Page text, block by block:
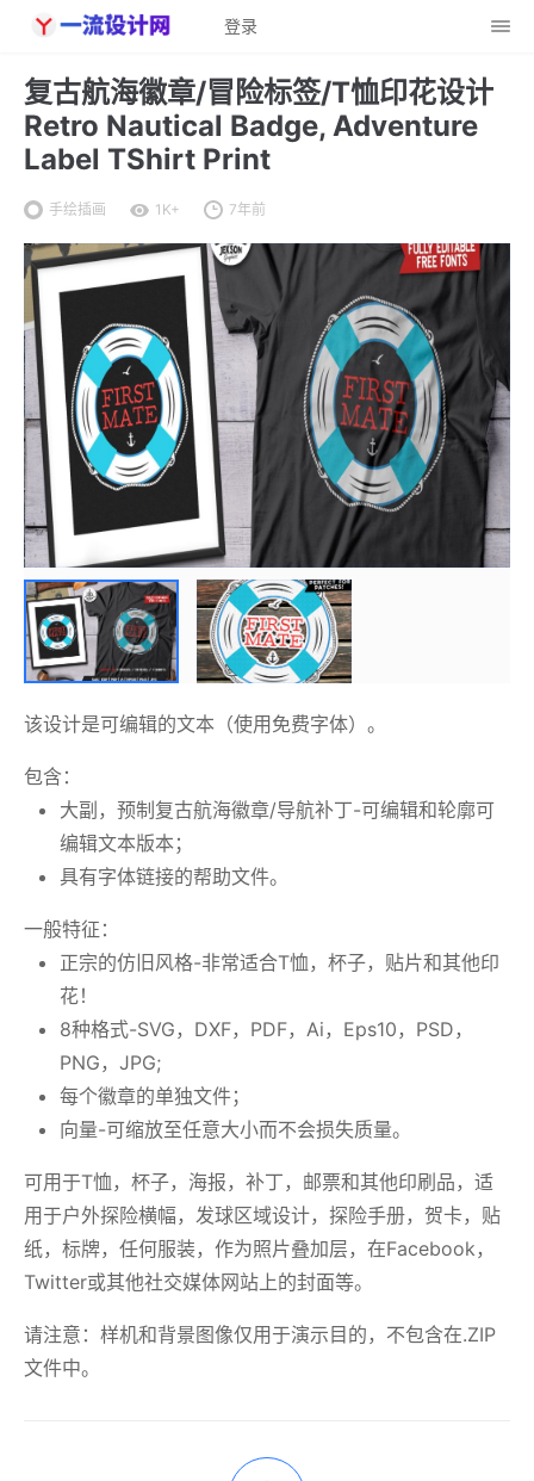
登录
复古航海徽章/冒险标签/T恤印花设计
Retro Nautical Badge, Adventure
Label TShirt Print
手绘插画 1K+ 7年前
该设计是可编辑的文本（使用免费字体）。
包含：
大副，预制复古航海徽章/导航补丁-可编辑和轮廓可
编辑文本版本；
具有字体链接的帮助文件。
一般特征：
正宗的仿旧风格-非常适合T恤，杯子，贴片和其他印
花！
8种格式-SVG，DXF，PDF，Ai，Eps10，PSD，
PNG，JPG;
每个徽章的单独文件；
向量-可缩放至任意大小而不会损失质量。
可用于T恤，杯子，海报，补丁，邮票和其他印刷品，适
用于户外探险横幅，发球区域设计，探险手册，贺卡，贴
纸，标牌，任何服装，作为照片叠加层，在Facebook，
Twitter或其他社交媒体网站上的封面等。
请注意：样机和背景图像仅用于演示目的，不包含在.ZIP
文件中。